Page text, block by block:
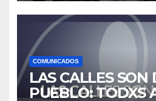
COMUNICADOS
LAS CALLES SON
PUEBLO: TODXS